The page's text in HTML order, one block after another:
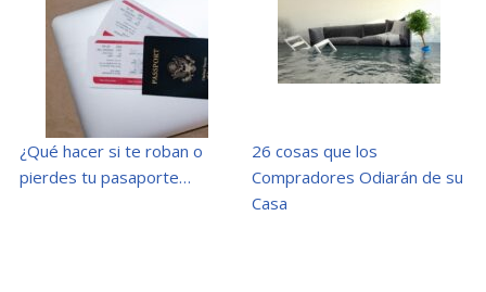
¿Qué hacer si te roban o
pierdes tu pasaporte…
26 cosas que los
Compradores Odiarán de su
Casa